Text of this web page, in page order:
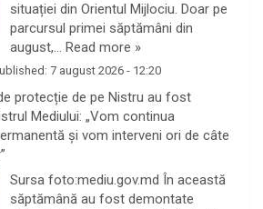
situației din Orientul Mijlociu. Doar pe
parcursul primei săptămâni din
august,… Read more »
7 august 2026 - 12:20
protecție de pe Nistru au fost
Mediului: „Vom continua
și vom interveni ori de câte
Sursa foto:mediu.gov.md În această
săptămână au fost demontate